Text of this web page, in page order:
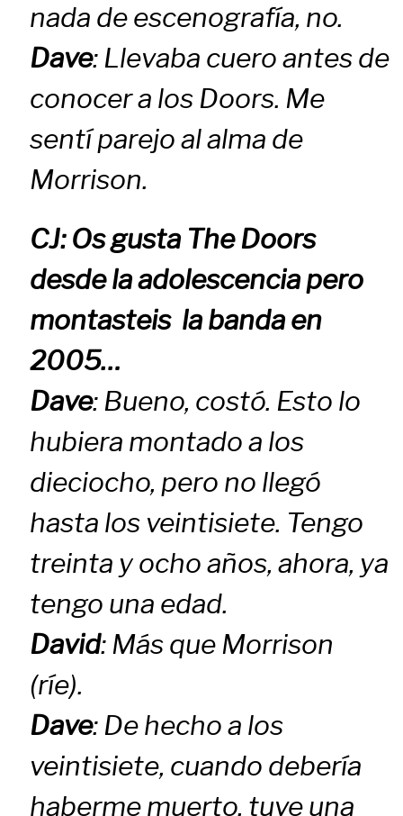
nada de escenografía, no.
Dave: Llevaba cuero antes de
conocer a los Doors. Me
sentí parejo al alma de
Morrison.
CJ: Os gusta The Doors
desde la adolescencia pero
montasteis la banda en
2005…
Dave: Bueno, costó. Esto lo
hubiera montado a los
dieciocho, pero no llegó
hasta los veintisiete. Tengo
treinta y ocho años, ahora, ya
tengo una edad.
David: Más que Morrison
(ríe).
Dave: De hecho a los
veintisiete, cuando debería
haberme muerto, tuve una